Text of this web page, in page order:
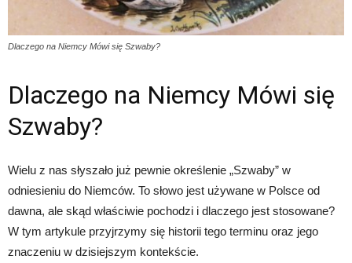
Dlaczego na Niemcy Mówi się Szwaby?
Dlaczego na Niemcy Mówi się
Szwaby?
Wielu z nas słyszało już pewnie określenie „Szwaby” w
odniesieniu do Niemców. To słowo jest używane w Polsce od
dawna, ale skąd właściwie pochodzi i dlaczego jest stosowane?
W tym artykule przyjrzymy się historii tego terminu oraz jego
znaczeniu w dzisiejszym kontekście.